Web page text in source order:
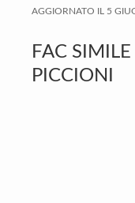
i
n
i
m
o
t
AGGIORNATO IL 5
FAC
PICCIONI